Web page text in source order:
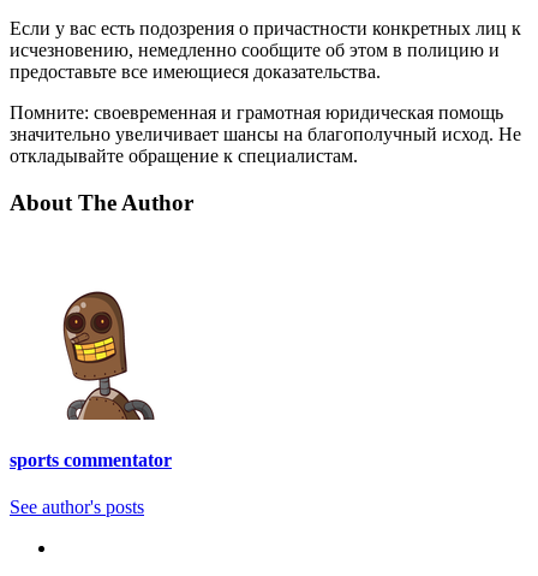
Если у вас есть подозрения о причастности конкретных лиц к
исчезновению, немедленно сообщите об этом в полицию и
предоставьте все имеющиеся доказательства.
Помните: своевременная и грамотная юридическая помощь
значительно увеличивает шансы на благополучный исход. Не
откладывайте обращение к специалистам.
About The Author
sports commentator
See author's posts